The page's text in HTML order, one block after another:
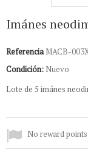
Imánes
Referencia MACB-
Condición: Nuevo
Lote de 5 imánes
No reward